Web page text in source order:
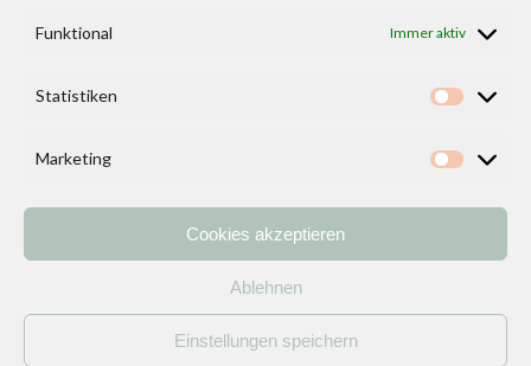
Funktional Immer aktiv
Statistiken
Marketing
Cookies akzeptieren
Ablehnen
Einstellungen speichern
Kontakt
Impressum/ Datenschutzerklärung